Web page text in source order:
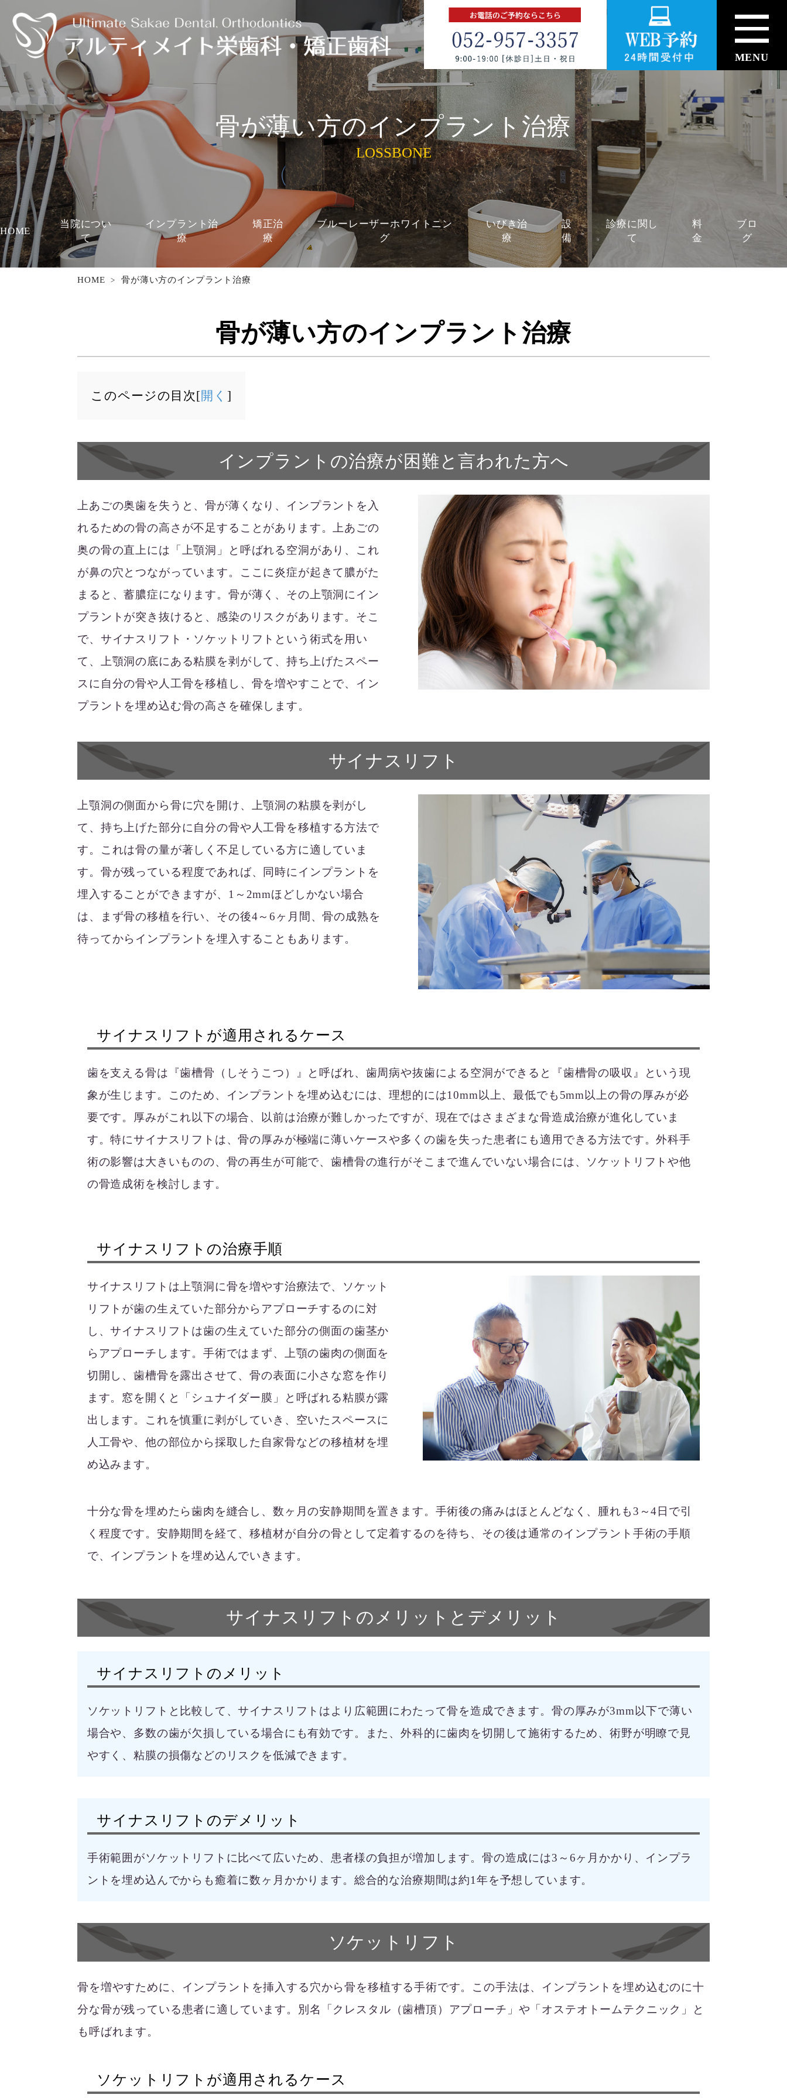
MENU
骨が薄い方のインプラント治療
LOSSBONE
HOME
当院につい
て
インプラント治
療
矯正治
療
ブルーレーザーホワイトニン
グ
いびき治
療
設
備
診療に関し
て
料
金
ブロ
グ
HOME 骨が薄い方のインプラント治療
骨が薄い方のインプラント治療
このページの目次[開く ]
インプラントの治療が困難と言われた方へ
上あごの奥歯を失うと、骨が薄くなり、インプラントを入
れるための骨の高さが不足することがあります。上あごの
奥の骨の直上には「上顎洞」と呼ばれる空洞があり、これ
が鼻の穴とつながっています。ここに炎症が起きて膿がた
まると、蓄膿症になります。骨が薄く、その上顎洞にイン
プラントが突き抜けると、感染のリスクがあります。そこ
で、サイナスリフト・ソケットリフトという術式を用い
て、上顎洞の底にある粘膜を剥がして、持ち上げたスペー
スに自分の骨や人工骨を移植し、骨を増やすことで、イン
プラントを埋め込む骨の高さを確保します。
サイナスリフト
上顎洞の側面から骨に穴を開け、上顎洞の粘膜を剥がし
て、持ち上げた部分に自分の骨や人工骨を移植する方法で
す。これは骨の量が著しく不足している方に適していま
す。骨が残っている程度であれば、同時にインプラントを
埋入することができますが、1～2mmほどしかない場合
は、まず骨の移植を行い、その後4～6ヶ月間、骨の成熟を
待ってからインプラントを埋入することもあります。
サイナスリフトが適用されるケース
歯を支える骨は『歯槽骨（しそうこつ）』と呼ばれ、歯周病や抜歯による空洞ができると『歯槽骨の吸収』という現
象が生じます。このため、インプラントを埋め込むには、理想的には10mm以上、最低でも5mm以上の骨の厚みが必
要です。厚みがこれ以下の場合、以前は治療が難しかったですが、現在ではさまざまな骨造成治療が進化していま
す。特にサイナスリフトは、骨の厚みが極端に薄いケースや多くの歯を失った患者にも適用できる方法です。外科手
術の影響は大きいものの、骨の再生が可能で、歯槽骨の進行がそこまで進んでいない場合には、ソケットリフトや他
の骨造成術を検討します。
サイナスリフトの治療手順
サイナスリフトは上顎洞に骨を増やす治療法で、ソケット
リフトが歯の生えていた部分からアプローチするのに対
し、サイナスリフトは歯の生えていた部分の側面の歯茎か
らアプローチします。手術ではまず、上顎の歯肉の側面を
切開し、歯槽骨を露出させて、骨の表面に小さな窓を作り
ます。窓を開くと「シュナイダー膜」と呼ばれる粘膜が露
出します。これを慎重に剥がしていき、空いたスペースに
人工骨や、他の部位から採取した自家骨などの移植材を埋
め込みます。
十分な骨を埋めたら歯肉を縫合し、数ヶ月の安静期間を置きます。手術後の痛みはほとんどなく、腫れも3～4日で引
く程度です。安静期間を経て、移植材が自分の骨として定着するのを待ち、その後は通常のインプラント手術の手順
で、インプラントを埋め込んでいきます。
サイナスリフトのメリットとデメリット
サイナスリフトのメリット
ソケットリフトと比較して、サイナスリフトはより広範囲にわたって骨を造成できます。骨の厚みが3mm以下で薄い
場合や、多数の歯が欠損している場合にも有効です。また、外科的に歯肉を切開して施術するため、術野が明瞭で見
やすく、粘膜の損傷などのリスクを低減できます。
サイナスリフトのデメリット
手術範囲がソケットリフトに比べて広いため、患者様の負担が増加します。骨の造成には3～6ヶ月かかり、インプラ
ントを埋め込んでからも癒着に数ヶ月かかります。総合的な治療期間は約1年を予想しています。
ソケットリフト
骨を増やすために、インプラントを挿入する穴から骨を移植する手術です。この手法は、インプラントを埋め込むのに十
分な骨が残っている患者に適しています。別名「クレスタル（歯槽頂）アプローチ」や「オステオトームテクニック」と
も呼ばれます。
ソケットリフトが適用されるケース